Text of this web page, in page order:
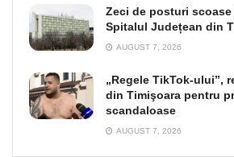
Zeci de posturi
Spitalul Județean din
AUGUST 7, 2026
„Regele TikTok-ului”,
din Timişoara pentru
scandaloase
AUGUST 7, 2026